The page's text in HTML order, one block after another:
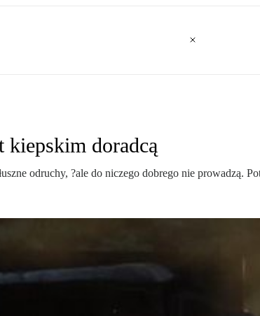
kiepskim doradcą
odruchy, ?ale do niczego dobrego nie prowadzą.